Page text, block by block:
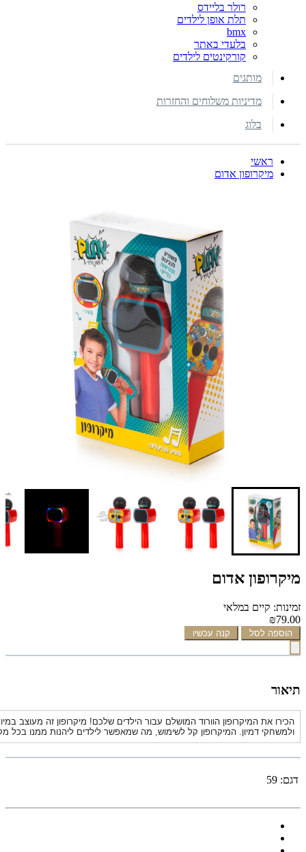
רולר בליידס
תלת אופן לילדים
bmx
בלעדי באתר
קורקינטים לילדים
מותגים
מדיניות משלוחים והחזרות
בלוג
ראשי
מיקרופון אדום
מיקרופון אדום
זמינות: קיים במלאי
₪79.00
הוספה לסל קנה עכשיו
תיאור
הכירו את המיקרופון הוורוד המושלם עבור הילדים שלכם! מיקרופון זה מעוצב
ולמשחקי דמיון. המיקרופון קל לשימוש, מה שמאפשר לילדים ליהנות ממנו
דגם: 59